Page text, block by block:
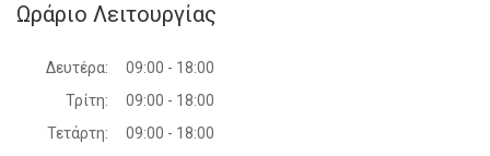
Ωράριο Λειτουργίας
Δευτέρα:
09:00 - 18:00
Τρίτη:
09:00 - 18:00
Τετάρτη:
09:00 - 18:00